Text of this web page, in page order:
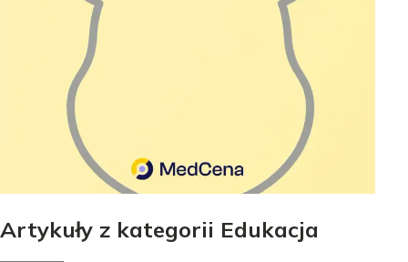
Artykuły z kategorii Edukacja